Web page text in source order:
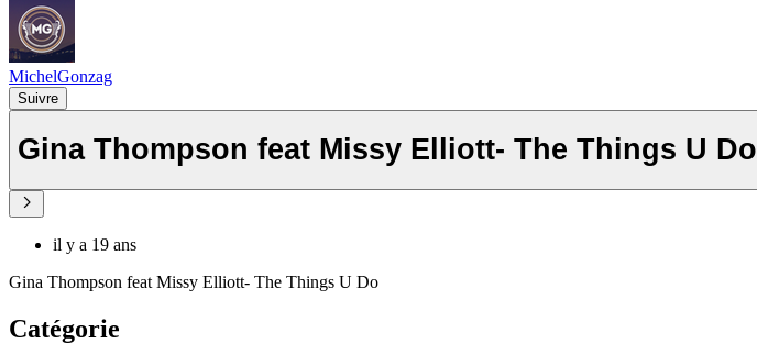
MichelGonzag
Suivre
Gina Thompson feat Missy Elliott- The Things U Do
il y a 19 ans
Gina Thompson feat Missy Elliott- The Things U Do
Catégorie